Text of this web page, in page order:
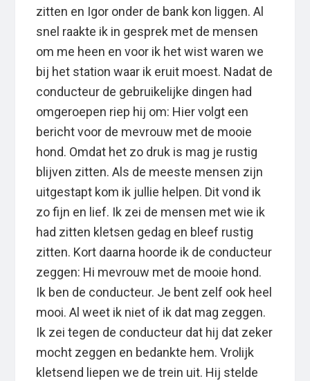
zitten en Igor onder de bank kon liggen. Al
snel raakte ik in gesprek met de mensen
om me heen en voor ik het wist waren we
bij het station waar ik eruit moest. Nadat de
conducteur de gebruikelijke dingen had
omgeroepen riep hij om: Hier volgt een
bericht voor de mevrouw met de mooie
hond. Omdat het zo druk is mag je rustig
blijven zitten. Als de meeste mensen zijn
uitgestapt kom ik jullie helpen. Dit vond ik
zo fijn en lief. Ik zei de mensen met wie ik
had zitten kletsen gedag en bleef rustig
zitten. Kort daarna hoorde ik de conducteur
zeggen: Hi mevrouw met de mooie hond.
Ik ben de conducteur. Je bent zelf ook heel
mooi. Al weet ik niet of ik dat mag zeggen.
Ik zei tegen de conducteur dat hij dat zeker
mocht zeggen en bedankte hem. Vrolijk
kletsend liepen we de trein uit. Hij stelde